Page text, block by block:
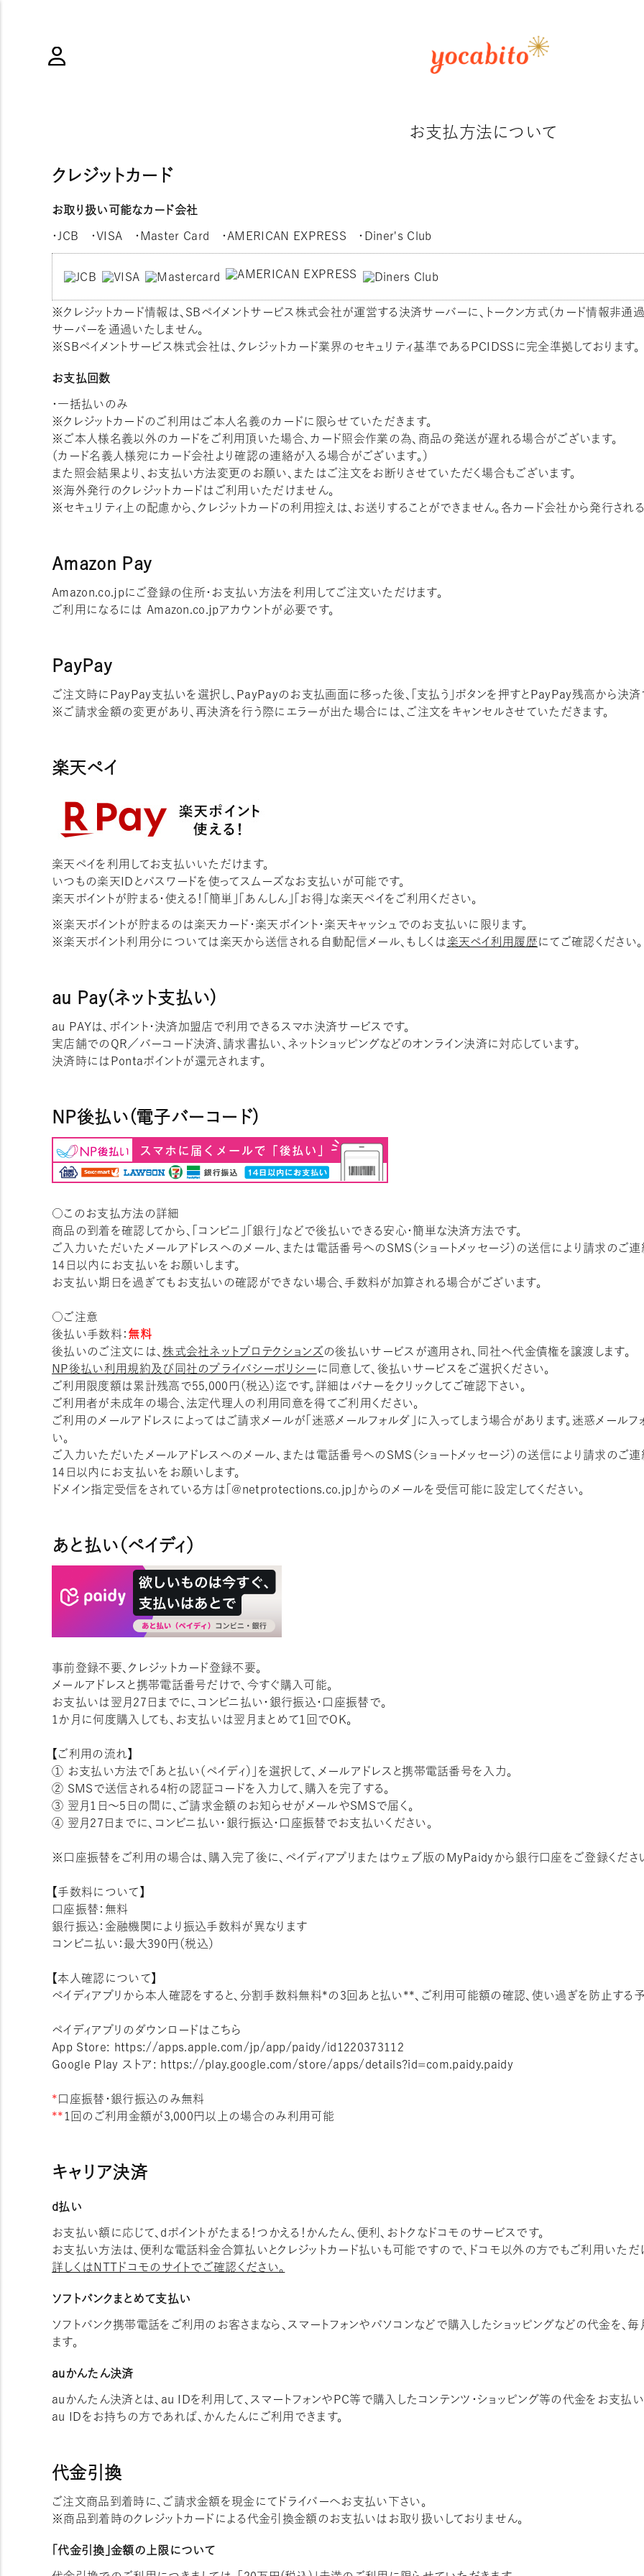
お支払方法について
クレジットカード
お取り扱い可能なカード会社
・JCB ・VISA ・Master Card ・AMERICAN EXPRESS ・Diner's Club
※クレジットカード情報は、SBペイメントサービス株式会社が運営する決済サーバーに、トークン方式（カード情報非通
サーバーを通過いたしません。
※SBペイメントサービス株式会社は、クレジットカード業界のセキュリティ基準であるPCIDSSに完全準拠しております。
お支払回数
・一括払いのみ
※クレジットカードのご利用はご本人名義のカードに限らせていただきます。
※ご本人様名義以外のカードをご利用頂いた場合、カード照会作業の為、商品の発送が遅れる場合がございます。
（カード名義人様宛にカード会社より確認の連絡が入る場合がございます。）
また照会結果より、お支払い方法変更のお願い、またはご注文をお断りさせていただく場合もございます。
※海外発行のクレジットカードはご利用いただけません。
※セキュリティ上の配慮から、クレジットカードの利用控えは、お送りすることができません。各カード会社から発行され
Amazon Pay
Amazon.co.jpにご登録の住所・お支払い方法を利用してご注文いただけます。
ご利用になるには Amazon.co.jpアカウントが必要です。
PayPay
ご注文時にPayPay支払いを選択し、PayPayのお支払画面に移った後、「支払う」ボタンを押すとPayPay残高から決済
※ご請求金額の変更があり、再決済を行う際にエラーが出た場合には、ご注文をキャンセルさせていただきます。
楽天ペイ
楽天ペイを利用してお支払いいただけます。
いつもの楽天IDとパスワードを使ってスムーズなお支払いが可能です。
楽天ポイントが貯まる・使える！「簡単」「あんしん」「お得」な楽天ペイをご利用ください。
※楽天ポイントが貯まるのは楽天カード・楽天ポイント・楽天キャッシュでのお支払いに限ります。
※楽天ポイント利用分については楽天から送信される自動配信メール、もしくは 楽天ペイ利用履歴にてご確認ください。
au Pay(ネット支払い)
au PAYは、ポイント・決済加盟店で利用できるスマホ決済サービスです。
実店舗でのQR／バーコード決済、請求書払い、ネットショッピングなどのオンライン決済に対応しています。
決済時にはPontaポイントが還元されます。
NP後払い(電子バーコード)
○このお支払方法の詳細
商品の到着を確認してから、「コンビニ」「銀行」などで後払いできる安心・簡単な決済方法です。
ご入力いただいたメールアドレスへのメール、または電話番号へのSMS（ショートメッセージ）の送信により請求のご
14日以内にお支払いをお願いします。
お支払い期日を過ぎてもお支払いの確認ができない場合、手数料が加算される場合がございます。
○ご注意
後払い手数料： 無料
後払いのご注文には、株式会社ネットプロテクションズの後払いサービスが適用され、同社へ代金債権を譲渡します。
NP後払い利用規約及び同社のプライバシーポリシー に同意して、後払いサービスをご選択ください。
ご利用限度額は累計残高で55,000円（税込）迄です。詳細はバナーをクリックしてご確認下さい。
ご利用者が未成年の場合、法定代理人の利用同意を得てご利用ください。
ご利用のメールアドレスによってはご請求メールが「迷惑メールフォルダ」に入ってしまう場合があります。迷惑メー
い。
ご入力いただいたメールアドレスへのメール、または電話番号へのSMS（ショートメッセージ）の送信により請求のご
14日以内にお支払いをお願いします。
ドメイン指定受信をされている方は「@netprotections.co.jp」からのメールを受信可能に設定してください。
あと払い（ペイディ）
事前登録不要、クレジットカード登録不要。
メールアドレスと携帯電話番号だけで、今すぐ購入可能。
お支払いは翌月27日までに、コンビニ払い・銀行振込・口座振替で。
1か月に何度購入しても、お支払いは翌月まとめて1回でOK。
【ご利用の流れ】
① お支払い方法で「あと払い（ペイディ）」を選択して、メールアドレスと携帯電話番号を入力。
② SMSで送信される4桁の認証コードを入力して、購入を完了する。
③ 翌月1日〜5日の間に、ご請求金額のお知らせがメールやSMSで届く。
④ 翌月27日までに、コンビニ払い・銀行振込・口座振替でお支払いください。
※口座振替をご利用の場合は、購入完了後に、ペイディアプリまたはウェブ版のMyPaidyから銀行口座をご登録くださ
【手数料について】
口座振替：無料
銀行振込：金融機関により振込手数料が異なります
コンビニ払い：最大390円（税込）
【本人確認について】
ペイディアプリから本人確認をすると、分割手数料無料*の3回あと払い**、ご利用可能額の確認、使い過ぎを防止する
ペイディアプリのダウンロードはこちら
App Store: https://apps.apple.com/jp/app/paidy/id1220373112
Google Play ストア: https://play.google.com/store/apps/details?id=com.paidy.paidy
*口座振替・銀行振込のみ無料
**1回のご利用金額が3,000円以上の場合のみ利用可能
キャリア決済
d払い
お支払い額に応じて、dポイントがたまる！つかえる！かんたん、便利、おトクなドコモのサービスです。
お支払い方法は、便利な電話料金合算払いとクレジットカード払いも可能ですので、ドコモ以外の方でもご利用いただ
詳しくはNTTドコモのサイトでご確認ください。
ソフトバンクまとめて支払い
ソフトバンク携帯電話をご利用のお客さまなら、スマートフォンやパソコンなどで購入したショッピングなどの代金を
ます。
auかんたん決済
auかんたん決済とは、au IDを利用して、スマートフォンやPC等で購入したコンテンツ・ショッピング等の代金をお支払
au IDをお持ちの方であれば、かんたんにご利用できます。
代金引換
ご注文商品到着時に、ご請求金額を現金にてドライバーへお支払い下さい。
※商品到着時のクレジットカードによる代金引換金額のお支払いはお取り扱いしておりません。
「代金引換」金額の上限について